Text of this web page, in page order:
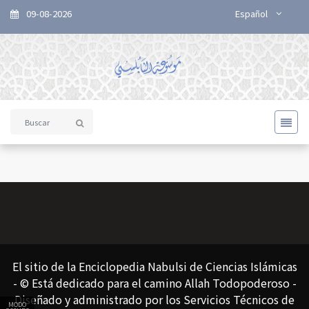
MODO
09-08-2026 Español
El sitio de la Enciclopedia Nabulsi de Ciencias Islámicas
- © Está dedicado para el camino Allah Todopoderoso -
Diseñado y administrado por los Servicios Técnicos de